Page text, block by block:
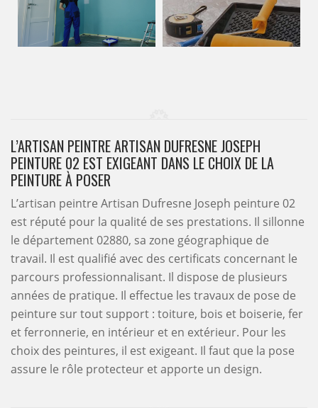
L’ARTISAN PEINTRE ARTISAN DUFRESNE JOSEPH
PEINTURE 02 EST EXIGEANT DANS LE CHOIX DE LA
PEINTURE À POSER
L’artisan peintre Artisan Dufresne Joseph peinture 02
est réputé pour la qualité de ses prestations. Il sillonne
le département 02880, sa zone géographique de
travail. Il est qualifié avec des certificats concernant le
parcours professionnalisant. Il dispose de plusieurs
années de pratique. Il effectue les travaux de pose de
peinture sur tout support : toiture, bois et boiserie, fer
et ferronnerie, en intérieur et en extérieur. Pour les
choix des peintures, il est exigeant. Il faut que la pose
assure le rôle protecteur et apporte un design.